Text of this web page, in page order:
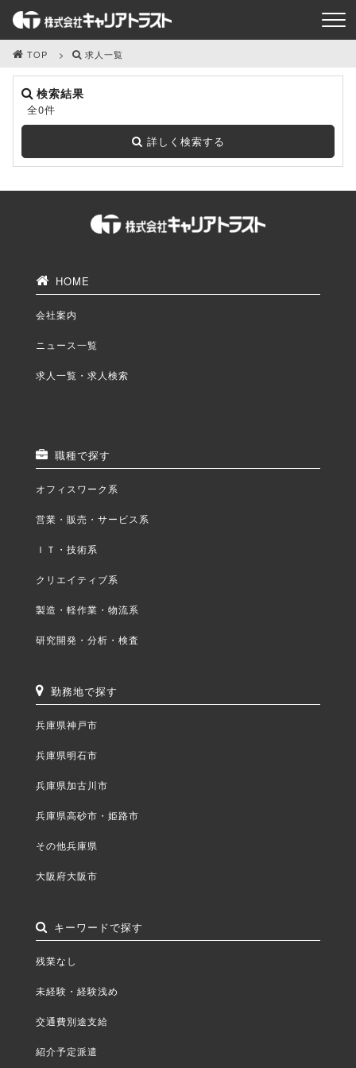
TOP 求人一覧
検索結果
全0件
詳しく検索する
HOME
会社案内
ニュース一覧
求人一覧・求人検索
職種で探す
オフィスワーク系
営業・販売・サービス系
ＩＴ・技術系
クリエイティブ系
製造・軽作業・物流系
研究開発・分析・検査
勤務地で探す
兵庫県神戸市
兵庫県明石市
兵庫県加古川市
兵庫県高砂市・姫路市
その他兵庫県
大阪府大阪市
キーワードで探す
残業なし
未経験・経験浅め
交通費別途支給
紹介予定派遣